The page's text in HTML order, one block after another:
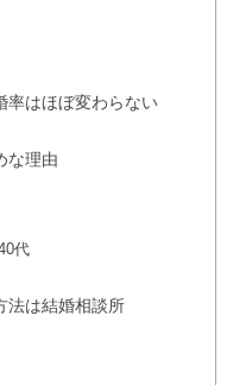
率はほぼ変わらない
な理由
代
法は結婚相談所